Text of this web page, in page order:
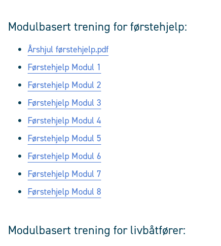
Modulbasert trening for førstehjelp:
Årshjul førstehjelp.pdf
Først​ehjelp Modul 1
Førstehjelp Modul 2
Førstehjelp Modul 3
Førstehjelp Modul 4
Førstehjelp Modul 5
Førstehjelp Modul 6
Førstehjelp Modul 7
Førstehjelp Modul 8
Modulbasert trening for livbåtfører: